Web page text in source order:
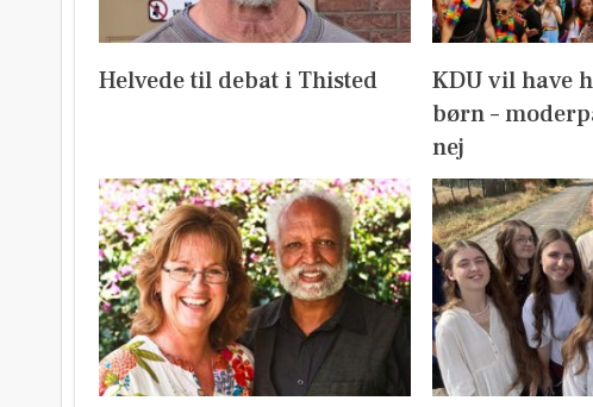
Helvede til debat i Thisted
KDU vil have
børn –
nej